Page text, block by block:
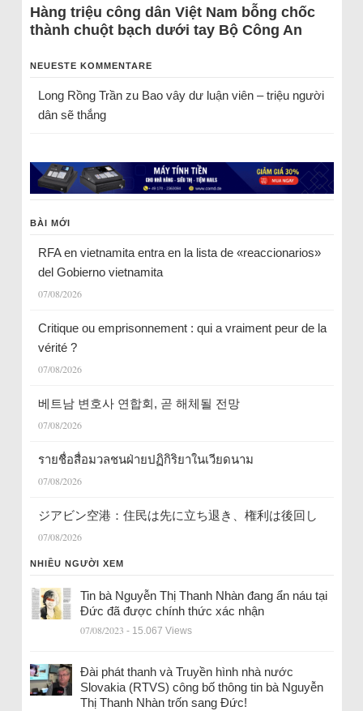
Hàng triệu công dân Việt Nam bỗng chốc
thành chuột bạch dưới tay Bộ Công An
NEUESTE KOMMENTARE
Long Rồng Trầnzu Bao vây dư luận viên – triệu người
dân sẽ thắng
BÀI MỚI
RFA en vietnamita entra en la lista de «reaccionarios»
del Gobierno vietnamita
07/08/2026
Critique ou emprisonnement : qui a vraiment peur de la
vérité ?
07/08/2026
베트남 변호사 연합회, 곧 해체될 전망
07/08/2026
รายชื่อสื่อมวลชนฝ่ายปฏิกิริยาในเวียดนาม
07/08/2026
ジアビン空港：住民は先に立ち退き、権利は後回し
07/08/2026
NHIỀU NGƯỜI XEM
Tin bà Nguyễn Thị Thanh Nhàn đang ẩn náu tại
Đức đã được chính thức xác nhận
07/08/2023 - 15.067 Views
Đài phát thanh và Truyền hình nhà nước
Slovakia (RTVS) công bố thông tin bà Nguyễn
Thị Thanh Nhàn trốn sang Đức!